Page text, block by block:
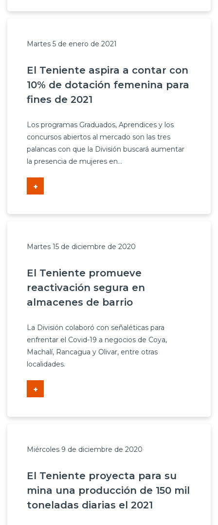
Martes 5 de enero de 2021
El Teniente aspira a contar con
10% de dotación femenina para
fines de 2021
Los programas Graduados, Aprendices y los
concursos abiertos al mercado son las tres
palancas con que la División buscará aumentar
la presencia de mujeres en...
+
Martes 15 de diciembre de 2020
El Teniente promueve
reactivación segura en
almacenes de barrio
La División colaboró con señaléticas para
enfrentar el Covid-19 a negocios de Coya,
Machalí, Rancagua y Olivar, entre otras
localidades.
+
Miércoles 9 de diciembre de 2020
El Teniente proyecta para su
mina una producción de 150 mil
toneladas diarias el 2021